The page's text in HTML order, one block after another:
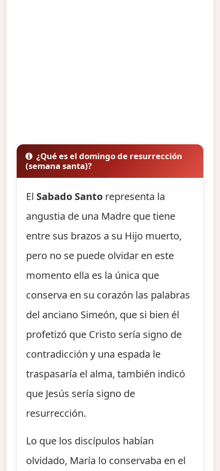
¿Qué es el domingo de resurrección
(semana santa)?
El Sabado Santo representa la
angustia de una Madre que tiene
entre sus brazos a su Hijo muerto,
pero no se puede olvidar en este
momento ella es la única que
conserva en su corazón las palabras
del anciano Simeón, que si bien él
profetizó que Cristo sería signo de
contradicción y una espada le
traspasaría el alma, también indicó
que Jesús sería signo de
resurrección.
Lo que los discípulos habían
olvidado, María lo conservaba en el